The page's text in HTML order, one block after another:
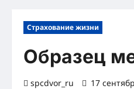
Страхование жизни
Образец
spcdvor_ru 17